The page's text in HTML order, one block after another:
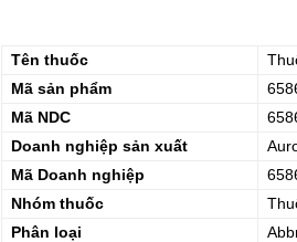
Tên thuốc
Mã sản phẩm
Mã NDC
Doanh nghiệp sản xuất
Mã Doanh nghiệp
Nhóm thuốc
Phân loại